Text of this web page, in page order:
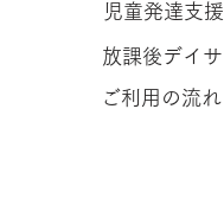
児童発達支援
放課後デイ
ご利用の流れ